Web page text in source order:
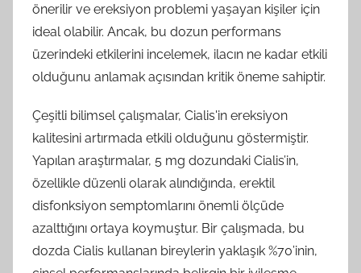
önerilir ve ereksiyon problemi yaşayan kişiler için
ideal olabilir. Ancak, bu dozun performans
üzerindeki etkilerini incelemek, ilacın ne kadar etkili
olduğunu anlamak açısından kritik öneme sahiptir.
Çeşitli bilimsel çalışmalar, Cialis'in ereksiyon
kalitesini artırmada etkili olduğunu göstermiştir.
Yapılan araştırmalar, 5 mg dozundaki Cialis’in,
özellikle düzenli olarak alındığında, erektil
disfonksiyon semptomlarını önemli ölçüde
azalttığını ortaya koymuştur. Bir çalışmada, bu
dozda Cialis kullanan bireylerin yaklaşık %70’inin,